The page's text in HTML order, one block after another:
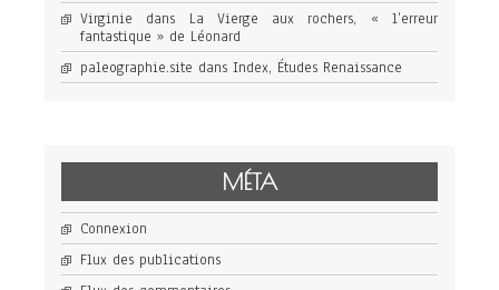
Virginie dans La Vierge aux rochers, « l’erreur
fantastique » de Léonard
paleographie.site dans Index, Études Renaissance
MÉTA
Connexion
Flux des publications